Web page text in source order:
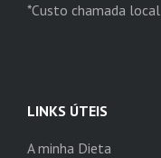
*Custo chamada local
LINKS ÚTEIS
A minha Dieta